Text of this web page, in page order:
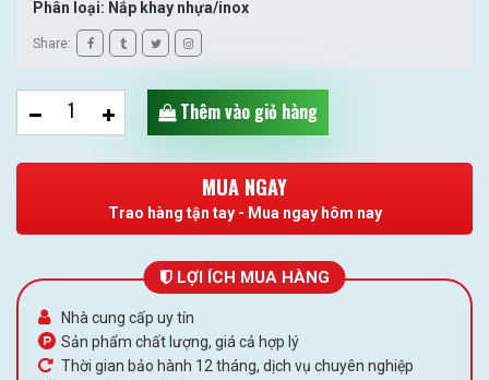
Phân loại: Nắp khay nhựa/inox
Share:
Thêm vào giỏ hàng
MUA NGAY
Trao hàng tận tay - Mua ngay hôm nay
LỢI ÍCH MUA HÀNG
Nhà cung cấp uy tín
Sản phẩm chất lượng, giá cả hợp lý
Thời gian bảo hành 12 tháng, dịch vụ chuyên nghiệp